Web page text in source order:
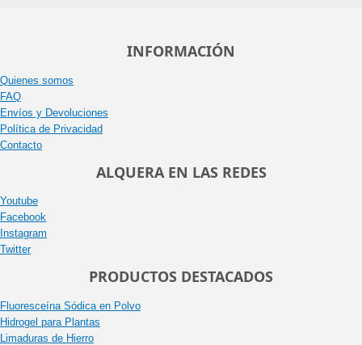
INFORMACIÓN
Quienes somos
FAQ
Envíos y Devoluciones
Política de Privacidad
Contacto
ALQUERA EN LAS REDES
Youtube
Facebook
Instagram
Twitter
PRODUCTOS DESTACADOS
Fluoresceína Sódica en Polvo
Hidrogel para Plantas
Limaduras de Hierro